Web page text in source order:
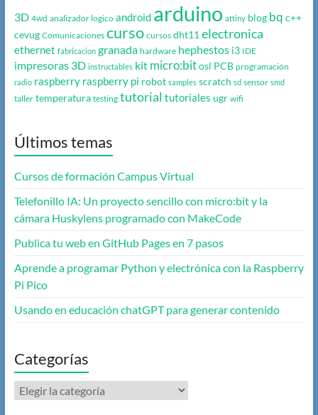
3D 4wd analizador logico android arduino attiny blog bq c++
cevug Comunicaciones curso cursos dht11 electronica
ethernet fabricacion granada hardware hephestos i3 IDE
impresoras 3D instructables kit micro:bit osl PCB programación
radio raspberry raspberry pi robot samples scratch sd sensor smd
taller temperatura testing tutorial tutoriales ugr wifi
Últimos temas
Cursos de formación Campus Virtual
Telefonillo IA: Un proyecto sencillo con micro:bit y la
cámara Huskylens programado con MakeCode
Publica tu web en GitHub Pages en 7 pasos
Aprende a programar Python y electrónica con la Raspberry
Pi Pico
Usando en educación chatGPT para generar contenido
Categorías
Categorías